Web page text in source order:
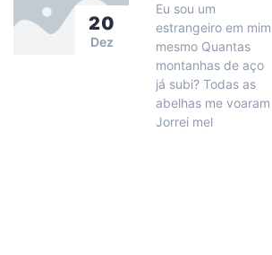
20
Dez
Eu sou um
estrangeiro em mim
mesmo Quantas
montanhas de aço
já subi? Todas as
abelhas me voaram
Jorrei mel